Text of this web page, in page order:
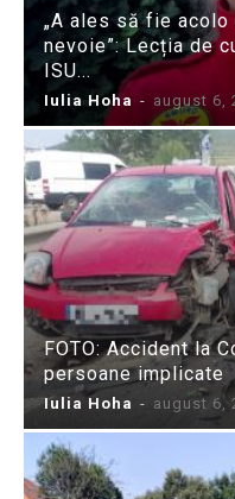
„A ales să fie acolo
nevoie”: Lecția de
ISU...
Iulia Hoha - august 6,
FOTO: Accident la
persoane implicate
Iulia Hoha - august 6,